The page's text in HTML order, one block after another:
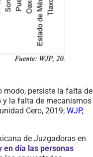
modo, persiste la falta de
y la falta de mecanismos
Cero, 2019; WJP,
de Juzgadoras en
en día las personas